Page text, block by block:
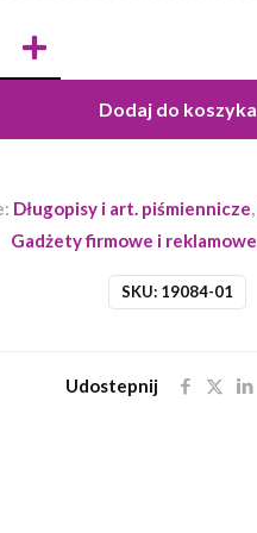
Dodaj do koszyka
SKU: 19084-01
Długopisy i art. piśmiennicze,
Gadżety firmowe i reklamowe
Udostepnij